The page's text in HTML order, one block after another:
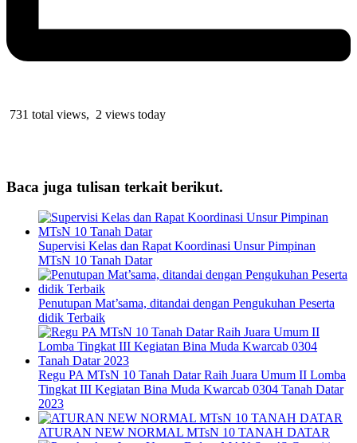
731 total views, 2 views today
Baca juga tulisan terkait berikut.
Supervisi Kelas dan Rapat Koordinasi Unsur Pimpinan
MTsN 10 Tanah Datar
Penutupan Mat’sama, ditandai dengan Pengukuhan Peserta
didik Terbaik
Regu PA MTsN 10 Tanah Datar Raih Juara Umum II Lomba
Tingkat III Kegiatan Bina Muda Kwarcab 0304 Tanah Datar
2023
ATURAN NEW NORMAL MTsN 10 TANAH DATAR